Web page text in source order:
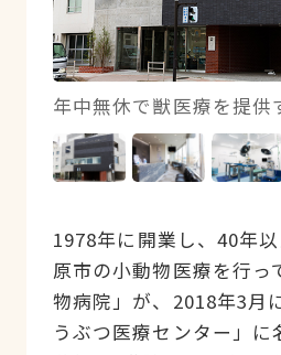
年中無休で獣医療を提供
1978年に開業し、40年
原市の小動物医療を行っ
物病院」が、2018年3月
うぶつ医療センター」に